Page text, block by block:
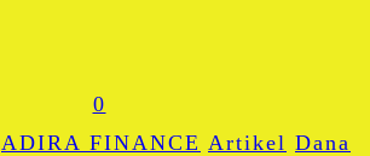
0
ADIRA FINANCE Artikel Dana